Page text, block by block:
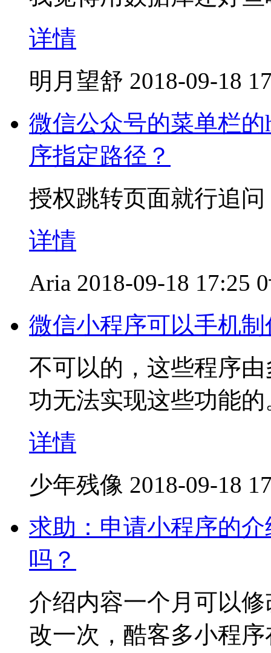
详情
明月望舒 2018-09-18
微信公众号的菜单栏
序指定路径？
授权跳转页面就行追问
详情
Aria 2018-09-18 17:25
微信小程序可以手机制
不可以的，这些程序
功无法实现这些功能
详情
少年残像 2018-09-18
求助：申请小程序的
吗？
介绍内容一个月可以
改一次，酷客多小程